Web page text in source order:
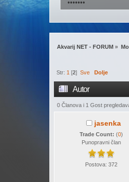
Akvarij NET - FORUM »
Str:1 [2]Sve Dolje
Autor
0 Članova i 1 Gost
jasenka
Trade Count: (0)
Punopravni član
Postova: 372